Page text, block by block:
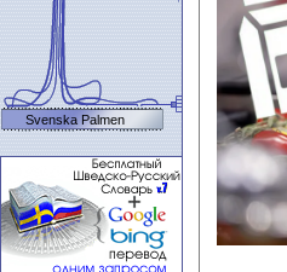
Svenska Palmen